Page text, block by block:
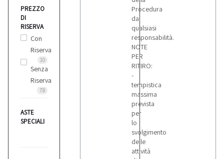
PREZZO
DI
RISERVA
Con
Riserva
10
Senza
Riserva
78
ASTE
SPECIALI
Procedura
da
qualsiasi
responsabilità.
NOTE
PER
RITIRO:
-
tempistica
massima
prevista
per
lo
svolgimento
delle
attività